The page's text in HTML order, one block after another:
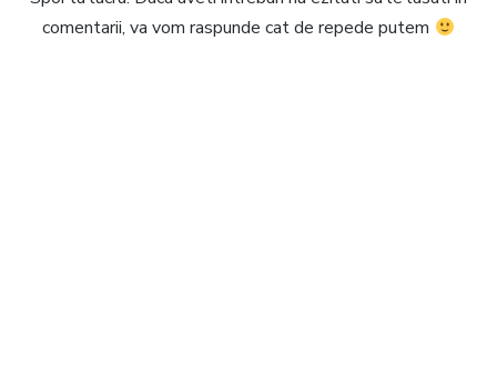
comentarii, va vom raspunde cat de repede putem